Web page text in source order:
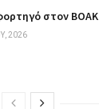
στον ΒΟΑΚ
2026